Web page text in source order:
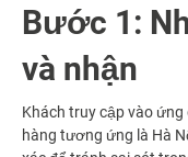
Bước 1:
và nhận
Khách truy cập vào
hàng tương ứng là Hà